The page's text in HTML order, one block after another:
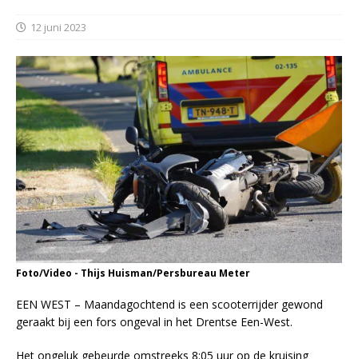
12 juni 2023
Foto/Video - Thijs Huisman/Persbureau Meter
EEN WEST – Maandagochtend is een scooterrijder gewond
geraakt bij een fors ongeval in het Drentse Een-West.
Het ongeluk gebeurde omstreeks 8:05 uur op de kruising